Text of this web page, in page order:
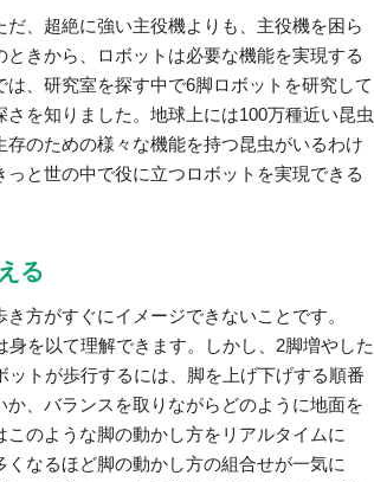
、超絶に強い主役機よりも、主役機を困ら
きから、ロボットは必要な機能を実現する
、研究室を探す中で6脚ロボットを研究して
を知りました。地球上には100万種近い昆虫
のための様々な機能を持つ昆虫がいるわけ
と世の中で役に立つロボットを実現できる
る
方がすぐにイメージできないことです。
を以て理解できます。しかし、2脚増やした
トが歩行するには、脚を上げ下げする順番
、バランスを取りながらどのように地面を
のような脚の動かし方をリアルタイムに
なるほど脚の動かし方の組合せが一気に